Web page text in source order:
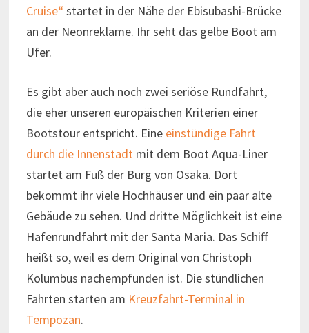
Cruise“ startet in der Nähe der Ebisubashi-Brücke
an der Neonreklame. Ihr seht das gelbe Boot am
Ufer.
Es gibt aber auch noch zwei seriöse Rundfahrt,
die eher unseren europäischen Kriterien einer
Bootstour entspricht. Eine einstündige Fahrt
durch die Innenstadt mit dem Boot Aqua-Liner
startet am Fuß der Burg von Osaka. Dort
bekommt ihr viele Hochhäuser und ein paar alte
Gebäude zu sehen. Und dritte Möglichkeit ist eine
Hafenrundfahrt mit der Santa Maria. Das Schiff
heißt so, weil es dem Original von Christoph
Kolumbus nachempfunden ist. Die stündlichen
Fahrten starten am Kreuzfahrt-Terminal in
Tempozan.